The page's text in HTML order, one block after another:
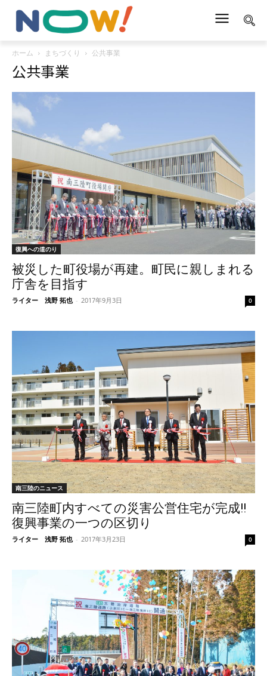
ホーム まちづくり 公共事業
公共事業
復興への道のり
被災した町役場が再建。町民に親しまれる
庁舎を目指す
ライター 浅野 拓也 - 2017年9月3日 0
南三陸のニュース
南三陸町内すべての災害公営住宅が完成!!
復興事業の一つの区切り
ライター 浅野 拓也 - 2017年3月23日 0